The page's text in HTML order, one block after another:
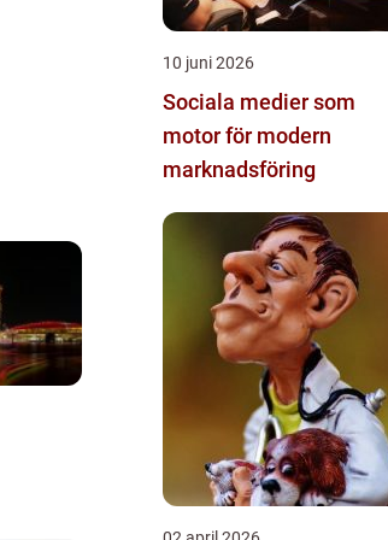
10 juni 2026
Sociala medier som
motor för modern
marknadsföring